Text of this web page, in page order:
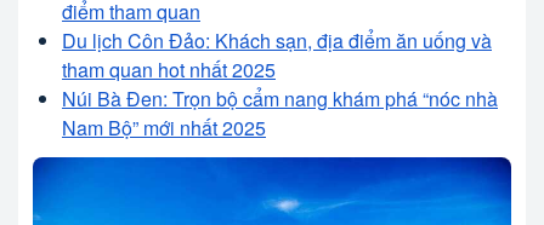
điểm tham quan
Du lịch Côn Đảo: Khách sạn, địa điểm ăn uống và
tham quan hot nhất 2025
Núi Bà Đen: Trọn bộ cẩm nang khám phá “nóc nhà
Nam Bộ” mới nhất 2025